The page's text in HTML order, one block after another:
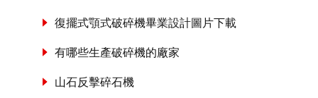
復擺式顎式破碎機畢業設計圖片下載
有哪些生產破碎機的廠家
山石反擊碎石機